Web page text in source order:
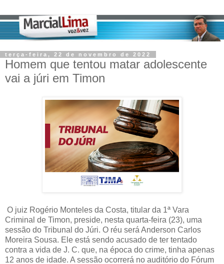
terça-feira, 22 de novembro de 2022
Homem que tentou matar adolescente
vai a júri em Timon
O juiz Rogério Monteles da Costa, titular da 1ª Vara
Criminal de Timon, preside, nesta quarta-feira (23), uma
sessão do Tribunal do Júri. O réu será Anderson Carlos
Moreira Sousa. Ele está sendo acusado de ter tentado
contra a vida de J. C. que, na época do crime, tinha apenas
12 anos de idade. A sessão ocorrerá no auditório do Fórum